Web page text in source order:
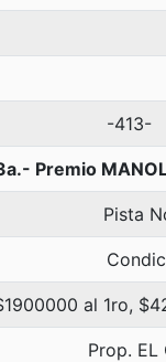
-413-
Premio
Pista
al 1ro,
Prop. EL